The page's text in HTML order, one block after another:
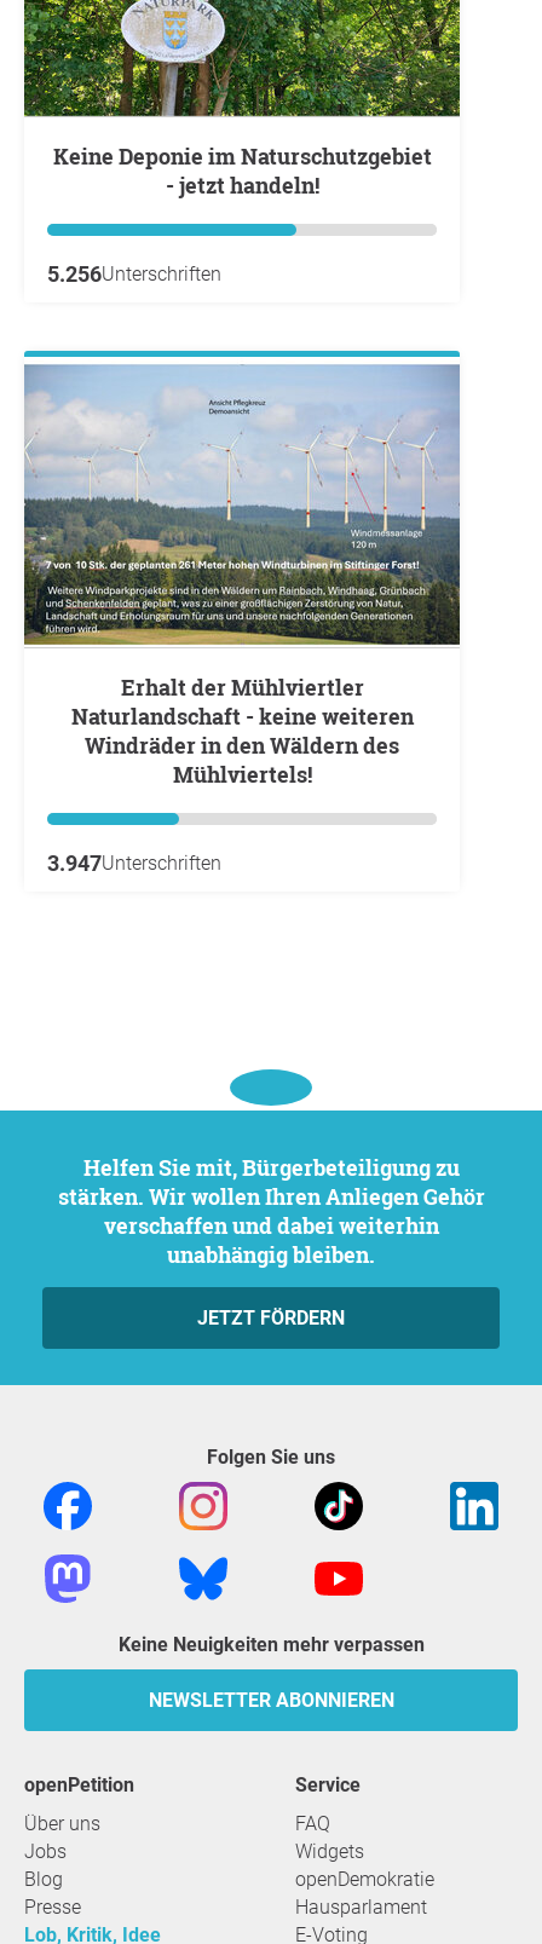
Keine Deponie im Naturschutzgebiet
- jetzt handeln!
5.256Unterschriften
Erhalt der Mühlviertler
Naturlandschaft - keine weiteren
Windräder in den Wäldern des
Mühlviertels!
3.947Unterschriften
Helfen Sie mit, Bürgerbeteiligung zu
stärken. Wir wollen Ihren Anliegen Gehör
verschaffen und dabei weiterhin
unabhängig bleiben.
JETZT FÖRDERN
Folgen Sie uns
Keine Neuigkeiten mehr verpassen
NEWSLETTER ABONNIEREN
openPetition
Über uns
Jobs
Blog
Presse
Lob, Kritik, Idee
Service
FAQ
Widgets
openDemokratie
Hausparlament
E-Voting